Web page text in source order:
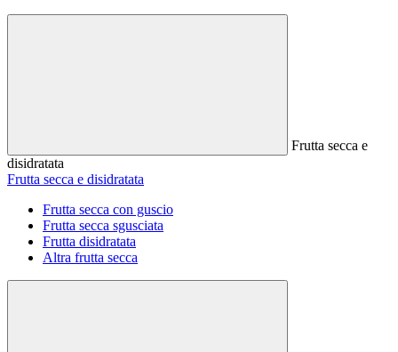
Frutta secca e
disidratata
Frutta secca e disidratata
Frutta secca con guscio
Frutta secca sgusciata
Frutta disidratata
Altra frutta secca